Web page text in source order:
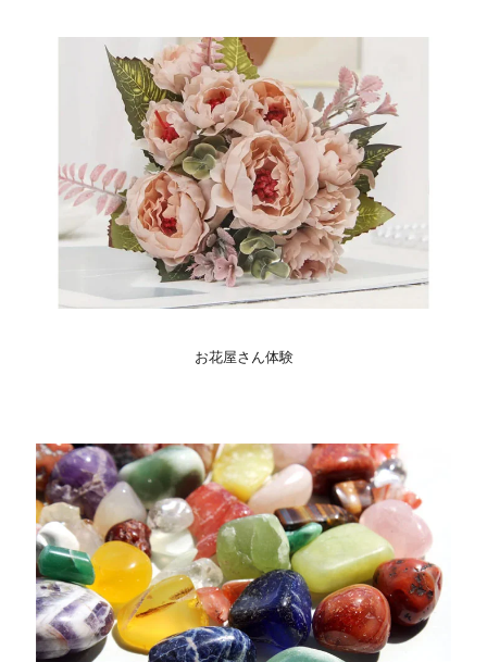
お花屋さん体験